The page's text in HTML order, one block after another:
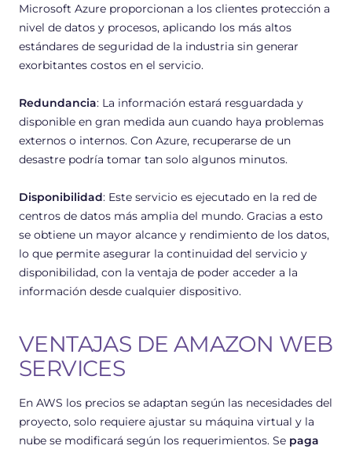
Microsoft Azure proporcionan a los clientes protección a
nivel de datos y procesos, aplicando los más altos
estándares de seguridad de la industria sin generar
exorbitantes costos en el servicio.
Redundancia: La información estará resguardada y
disponible en gran medida aun cuando haya problemas
externos o internos. Con Azure, recuperarse de un
desastre podría tomar tan solo algunos minutos.
Disponibilidad: Este servicio es ejecutado en la red de
centros de datos más amplia del mundo. Gracias a esto
se obtiene un mayor alcance y rendimiento de los datos,
lo que permite asegurar la continuidad del servicio y
disponibilidad, con la ventaja de poder acceder a la
información desde cualquier dispositivo.
VENTAJAS DE AMAZON WEB
SERVICES
En AWS los precios se adaptan según las necesidades del
proyecto, solo requiere ajustar su máquina virtual y la
nube se modificará según los requerimientos. Se paga